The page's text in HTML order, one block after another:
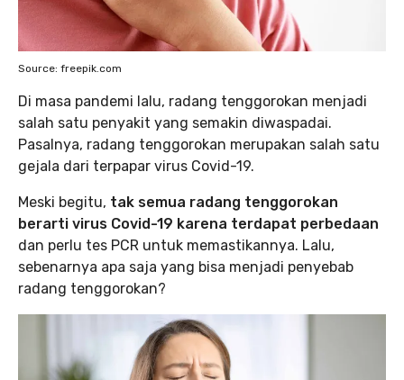
Source: freepik.com
Di masa pandemi lalu, radang tenggorokan menjadi
salah satu penyakit yang semakin diwaspadai.
Pasalnya, radang tenggorokan merupakan salah satu
gejala dari terpapar virus Covid-19.
Meski begitu, tak semua radang tenggorokan
berarti virus Covid-19 karena terdapat perbedaan
dan perlu tes PCR untuk memastikannya. Lalu,
sebenarnya apa saja yang bisa menjadi penyebab
radang tenggorokan?